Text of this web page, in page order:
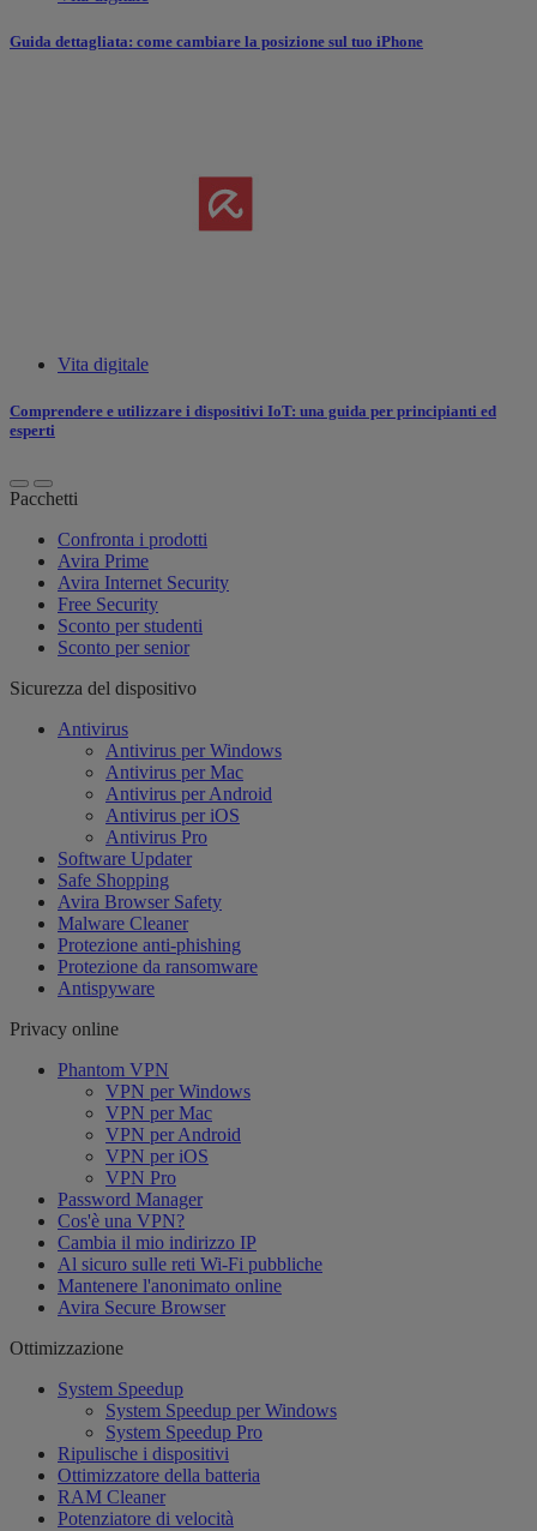
Guida dettagliata: come cambiare la posizione sul tuo iPhone
Vita digitale
Comprendere e utilizzare i dispositivi IoT: una guida per principianti ed
esperti
Pacchetti
Confronta i prodotti
Avira Prime
Avira Internet Security
Free Security
Sconto per studenti
Sconto per senior
Sicurezza del dispositivo
Antivirus
Antivirus per Windows
Antivirus per Mac
Antivirus per Android
Antivirus per iOS
Antivirus Pro
Software Updater
Safe Shopping
Avira Browser Safety
Malware Cleaner
Protezione anti-phishing
Protezione da ransomware
Antispyware
Privacy online
Phantom VPN
VPN per Windows
VPN per Mac
VPN per Android
VPN per iOS
VPN Pro
Password Manager
Cos'è una VPN?
Cambia il mio indirizzo IP
Al sicuro sulle reti Wi-Fi pubbliche
Mantenere l'anonimato online
Avira Secure Browser
Ottimizzazione
System Speedup
System Speedup per Windows
System Speedup Pro
Ripulische i dispositivi
Ottimizzatore della batteria
RAM Cleaner
Potenziatore di velocità